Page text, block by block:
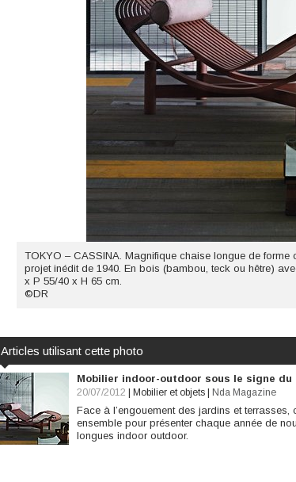
TOKYO – CASSINA. Magnifique chaise longue de forme
projet inédit de 1940. En bois (bambou, teck ou hêtre)
x P 55/40 x H 65 cm.
©DR
Articles utilisant cette photo
Mobilier indoor-outdoor sous le signe du
20/07/2012 Mobilier et objets Nda Magazine
Face à l’engouement des jardins et
ensemble pour présenter chaque année de
longues indoor outdoor.